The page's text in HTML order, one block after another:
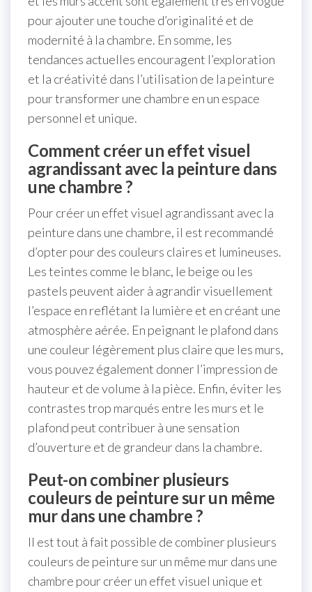
pour ajouter une touche d’originalité et de
modernité à la chambre. En somme, les
tendances actuelles encouragent l’exploration
et la créativité dans l’utilisation de la peinture
pour transformer une chambre en un espace
personnel et unique.
Comment créer un effet visuel
agrandissant avec la peinture dans
une chambre ?
Pour créer un effet visuel agrandissant avec la
peinture dans une chambre, il est recommandé
d’opter pour des couleurs claires et lumineuses.
Les teintes comme le blanc, le beige ou les
pastels peuvent aider à agrandir visuellement
l’espace en reflétant la lumière et en créant une
atmosphère aérée. En peignant le plafond dans
une couleur légèrement plus claire que les murs,
vous pouvez également donner l’impression de
hauteur et de volume à la pièce. Enfin, éviter les
contrastes trop marqués entre les murs et le
plafond peut contribuer à une sensation
d’ouverture et de grandeur dans la chambre.
Peut-on combiner plusieurs
couleurs de peinture sur un même
mur dans une chambre ?
Il est tout à fait possible de combiner plusieurs
couleurs de peinture sur un même mur dans une
chambre pour créer un effet visuel unique et